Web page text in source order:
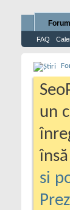
Forum
FAQ
un
si